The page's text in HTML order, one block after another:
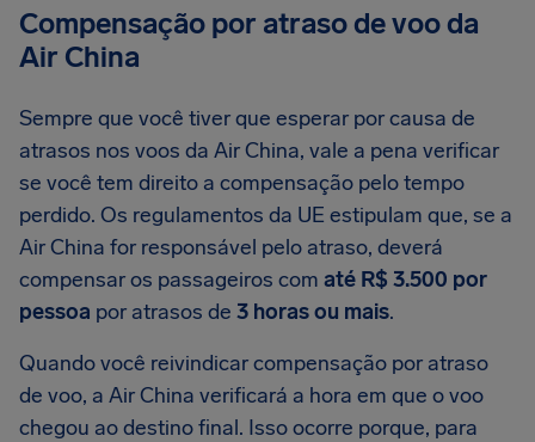
Compensação por atraso de voo da
Air China
Sempre que você tiver que esperar por causa de
atrasos nos voos da Air China, vale a pena verificar
se você tem direito a compensação pelo tempo
perdido. Os regulamentos da UE estipulam que, se a
Air China for responsável pelo atraso, deverá
compensar os passageiros com até R$ 3.500 por
pessoa por atrasos de 3 horas ou mais.
Quando você reivindicar compensação por atraso
de voo, a Air China verificará a hora em que o voo
chegou ao destino final. Isso ocorre porque, para